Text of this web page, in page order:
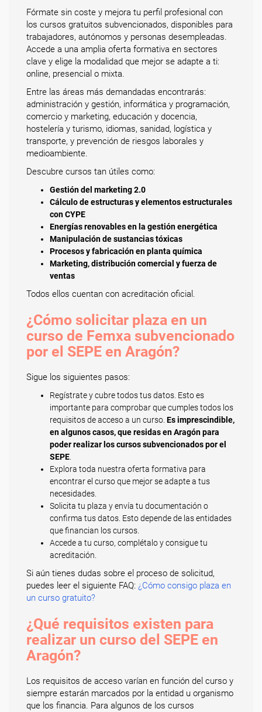
Fórmate sin coste y mejora tu perfil profesional con
los cursos gratuitos subvencionados, disponibles para
trabajadores, autónomos y personas desempleadas.
Accede a una amplia oferta formativa en sectores
clave y elige la modalidad que mejor se adapte a ti:
online, presencial o mixta.
Entre las áreas más demandadas encontrarás:
administración y gestión, informática y programación,
comercio y marketing, educación y docencia,
hostelería y turismo, idiomas, sanidad, logística y
transporte, y prevención de riesgos laborales y
medioambiente.
Descubre cursos tan útiles como:
Gestión del marketing 2.0
Cálculo de estructuras y elementos estructurales
con CYPE
Energías renovables en la gestión energética
Manipulación de sustancias tóxicas
Procesos y fabricación en planta química
Marketing, distribución comercial y fuerza de
ventas
Todos ellos cuentan con acreditación oficial.
¿Cómo solicitar plaza en un
curso de Femxa subvencionado
por el SEPE en Aragón?
Sigue los siguientes pasos:
Regístrate y cubre todos tus datos. Esto es
importante para comprobar que cumples todos los
requisitos de acceso a un curso. Es imprescindible,
en algunos casos, que residas en Aragón para
poder realizar los cursos subvencionados por el
SEPE
Explora toda nuestra oferta formativa para
encontrar el curso que mejor se adapte a tus
necesidades.
Solicita tu plaza y envía tu documentación o
confirma tus datos. Esto depende de las entidades
que financian los cursos.
Accede a tu curso, complétalo y consigue tu
acreditación.
Si aún tienes dudas sobre el proceso de solicitud,
puedes leer el siguiente FAQ: ¿Cómo consigo plaza en
un curso gratuito?
¿Qué requisitos existen para
realizar un curso del SEPE en
Aragón?
Los requisitos de acceso varían en función del curso y
siempre estarán marcados por la entidad u organismo
que los financia. Para algunos de los cursos